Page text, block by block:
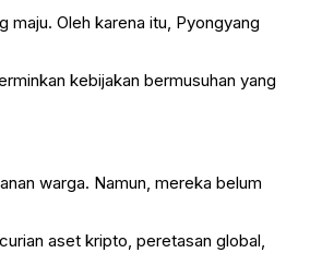
maju. Oleh karena itu, Pyongyang
kebijakan bermusuhan yang
warga. Namun, mereka belum
aset kripto, peretasan global,